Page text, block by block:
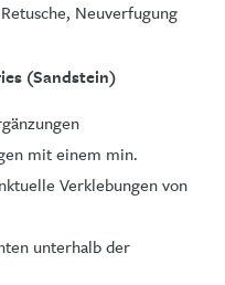
Neuverfugung
(Sandstein)
mit einem min.
Verklebungen von
unterhalb der